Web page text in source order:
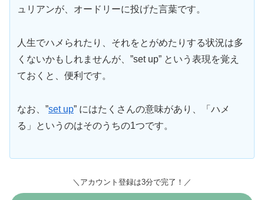
ュリアンが、オードリーに投げた言葉です。
人生でハメられたり、それをとがめたりする状況は多
くないかもしれませんが、”set up” という表現を覚え
ておくと、便利です。
なお、”set up” にはたくさんの意味があり、「ハメ
る」というのはそのうちの1つです。
＼アカウント登録は3分で完了！／